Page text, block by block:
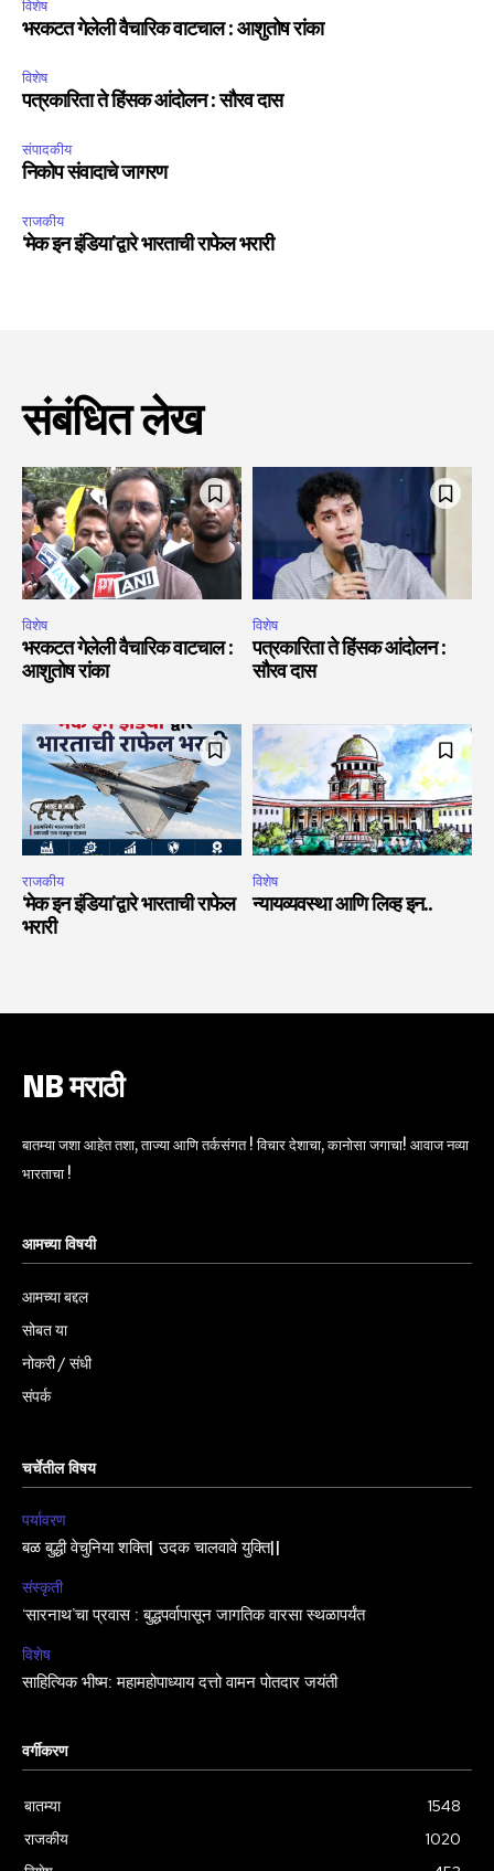
विशेष
भरकटत गेलेली वैचारिक वाटचाल : आशुतोष रांका
विशेष
पत्रकारिता ते हिंसक आंदोलन : सौरव दास
संपादकीय
निकोप संवादाचे जागरण
राजकीय
‘मेक इन इंडिया’द्वारे भारताची राफेल भरारी
संबंधित लेख
विशेष
भरकटत गेलेली वैचारिक वाटचाल :
आशुतोष रांका
विशेष
पत्रकारिता ते हिंसक आंदोलन :
सौरव दास
राजकीय
‘मेक इन इंडिया’द्वारे भारताची राफेल
भरारी
विशेष
न्यायव्यवस्था आणि लिव्ह इन..
NB मराठी
बातम्या जशा आहेत तशा, ताज्या आणि तर्कसंगत ! विचार देशाचा, कानोसा जगाचा! आवाज नव्या
भारताचा !
आमच्या विषयी
आमच्या बद्दल
सोबत या
नोकरी / संधी
संपर्क
चर्चेतील विषय
पर्यावरण
बळ बुद्धी वेचुनिया शक्ति| उदक चालवावे युक्ति||
संस्कृती
‘सारनाथ’चा प्रवास : बुद्धपर्वापासून जागतिक वारसा स्थळापर्यंत
विशेष
साहित्यिक भीष्म: महामहोपाध्याय दत्तो वामन पोतदार जयंती
वर्गीकरण
बातम्या
1548
राजकीय
1020